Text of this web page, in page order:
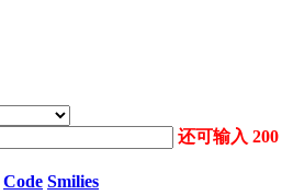
还可输入200
Code Smilies